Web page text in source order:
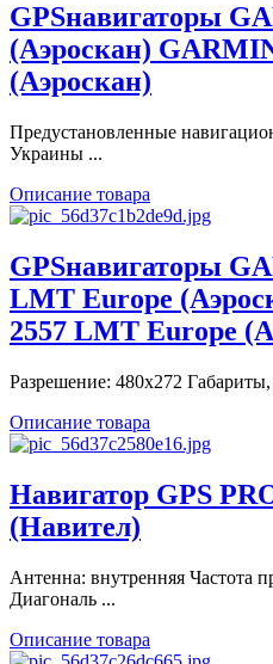
GPSнавигаторы
(Аэроскан)
(Аэроскан)
Предустановленные
Украины ...
Описание товара
GPSнавигаторы
LMT Europe
2557 LMT Europe
Разрешение: 480x272
Описание товара
Навигатор GPS
(Навител)
Антенна: внутренняя Частота
Диагональ ...
Описание товара